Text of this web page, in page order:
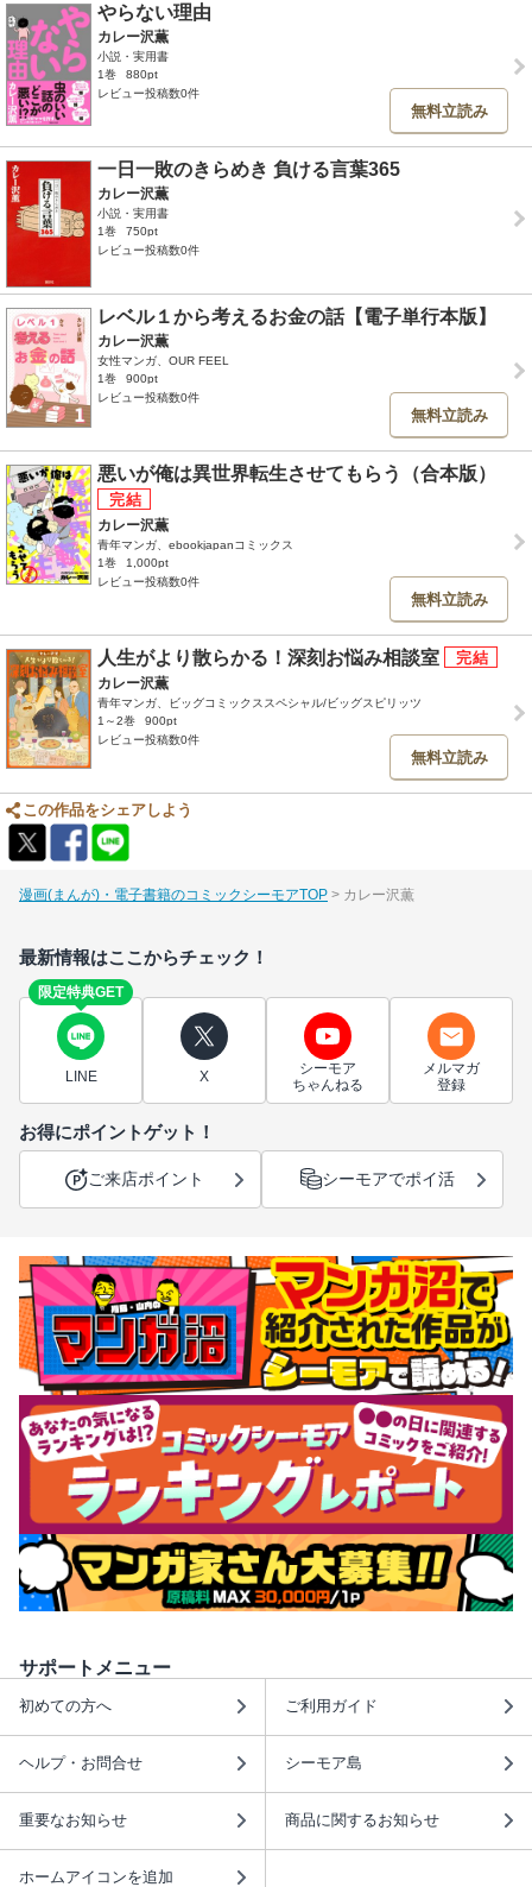
やらない理由
カレー沢薫
小説・実用書
1巻
880pt
レビュー投稿数0件
無料立読み
一日一敗のきらめき 負ける言葉365
カレー沢薫
小説・実用書
1巻
750pt
レビュー投稿数0件
レベル１から考えるお金の話【電子単行本版】
カレー沢薫
女性マンガ、OUR FEEL
1巻
900pt
レビュー投稿数0件
無料立読み
悪いが俺は異世界転生させてもらう（合本版）
カレー沢薫
青年マンガ、ebookjapanコミックス
1巻
1,000pt
レビュー投稿数0件
無料立読み
人生がより散らかる！深刻お悩み相談室
カレー沢薫
青年マンガ、ビッグコミックススペシャル/ビッグスピリッツ
1～2巻
900pt
レビュー投稿数0件
無料立読み
この作品をシェアしよう
漫画(まんが)・電子書籍のコミックシーモアTOP カレー沢薫
最新情報はここからチェック！
限定特典GET
LINE X
シーモア
ちゃんねる
メルマガ
登録
お得にポイントゲット！
ご来店ポイント シーモアでポイ活
サポートメニュー
初めての方へ ご利用ガイド
ヘルプ・お問合せ シーモア島
重要なお知らせ 商品に関するお知らせ
ホームアイコンを追加